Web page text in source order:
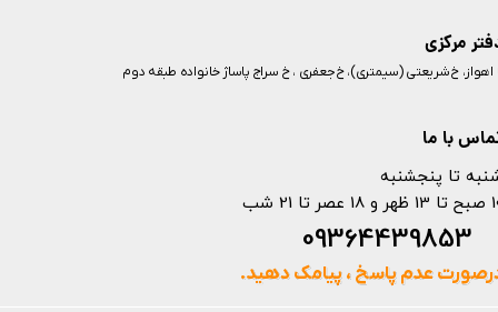
حجم اب
سایز صفحه نمایش
مصرف برق
مرکزی
با ما
اهواز، خ شریعتی (سیمتری)، خ جعفری ، خ سراج پاساژ خانواده طبقه دوم
تا پنجشنبه
تا 21 شب
عدم پاسخ ، پیامک دهید.